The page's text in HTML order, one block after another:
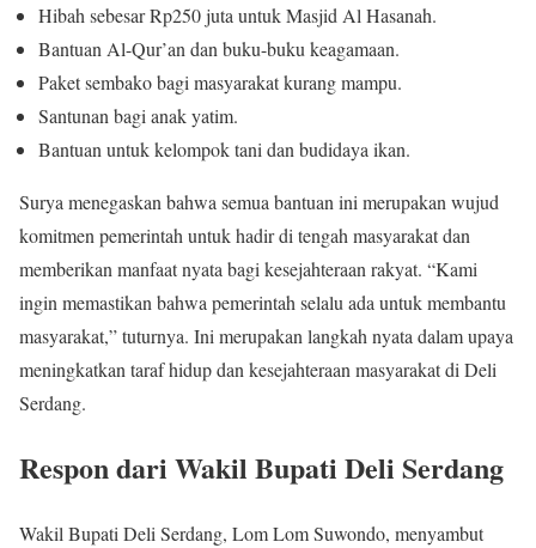
Hibah sebesar Rp250 juta untuk Masjid Al Hasanah.
Bantuan Al-Qur’an dan buku-buku keagamaan.
Paket sembako bagi masyarakat kurang mampu.
Santunan bagi anak yatim.
Bantuan untuk kelompok tani dan budidaya ikan.
Surya menegaskan bahwa semua bantuan ini merupakan wujud
komitmen pemerintah untuk hadir di tengah masyarakat dan
memberikan manfaat nyata bagi kesejahteraan rakyat. “Kami
ingin memastikan bahwa pemerintah selalu ada untuk membantu
masyarakat,” tuturnya. Ini merupakan langkah nyata dalam upaya
meningkatkan taraf hidup dan kesejahteraan masyarakat di Deli
Serdang.
Respon dari Wakil Bupati Deli Serdang
Wakil Bupati Deli Serdang, Lom Lom Suwondo, menyambut